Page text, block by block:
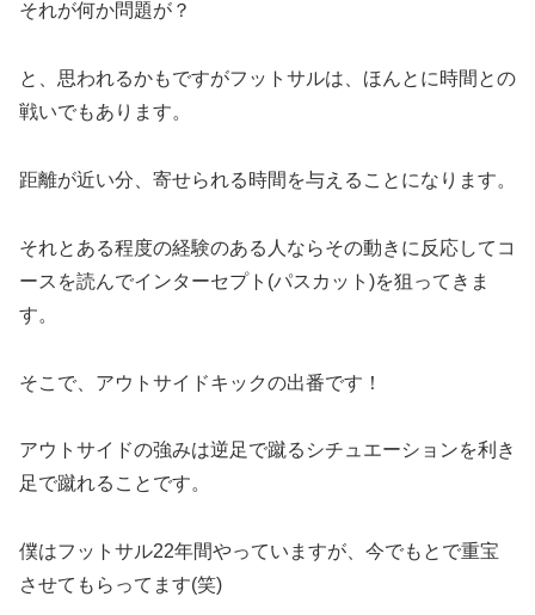
それが何か問題が？
と、思われるかもですがフットサルは、ほんとに時間との
戦いでもあります。
距離が近い分、寄せられる時間を与えることになります。
それとある程度の経験のある人ならその動きに反応してコ
ースを読んでインターセプト(パスカット)を狙ってきま
す。
そこで、アウトサイドキックの出番です！
アウトサイドの強みは逆足で蹴るシチュエーションを利き
足で蹴れることです。
僕はフットサル22年間やっていますが、今でもとで重宝
させてもらってます(笑)